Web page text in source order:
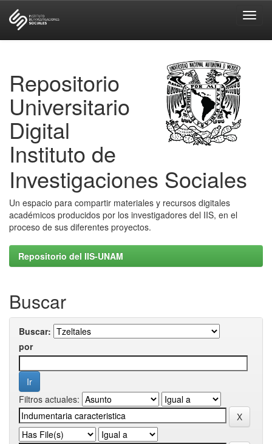
Repositorio
Universitario
Digital
Instituto de
Investigaciones Sociales
Un espacio para compartir materiales y recursos digitales
académicos producidos por los investigadores del IIS, en el
proceso de sus diferentes proyectos.
Repositorio del IIS-UNAM
Buscar
Buscar:
por
Filtros actuales: